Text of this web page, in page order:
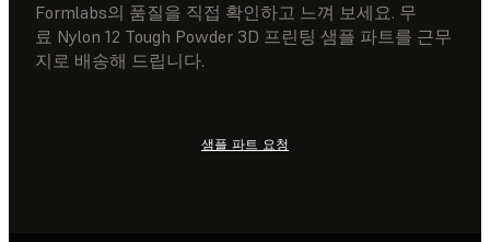
Formlabs의 품질을 직접 확인하고 느껴 보세요. 무
료 Nylon 12 Tough Powder 3D 프린팅 샘플 파트를 근무
지로 배송해 드립니다.
샘플 파트 요청